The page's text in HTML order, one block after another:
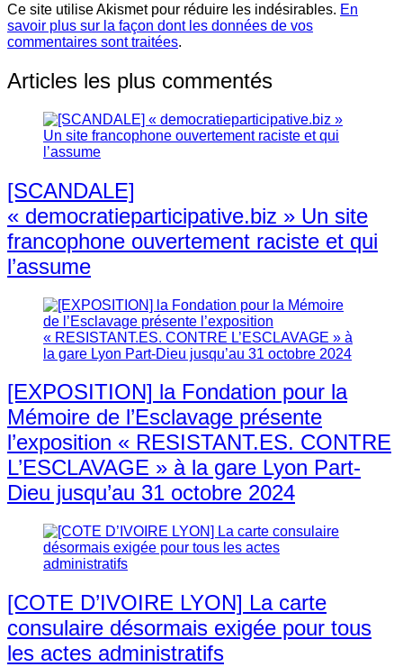
Ce site utilise Akismet pour réduire les indésirables. En
savoir plus sur la façon dont les données de vos
commentaires sont traitées.
Articles les plus commentés
[SCANDALE]
« democratieparticipative.biz » Un site
francophone ouvertement raciste et qui
l’assume
[EXPOSITION] la Fondation pour la
Mémoire de l’Esclavage présente
l’exposition « RESISTANT.ES. CONTRE
L’ESCLAVAGE » à la gare Lyon Part-
Dieu jusqu’au 31 octobre 2024
[COTE D’IVOIRE LYON] La carte
consulaire désormais exigée pour tous
les actes administratifs